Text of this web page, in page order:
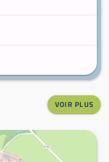
VOIR PLUS